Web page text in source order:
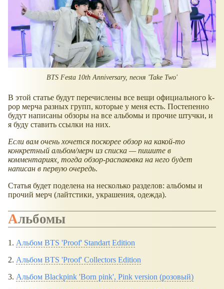
BTS Festa 10th Anniversary, песня 'Take Two'
В этой статье будут перечислены все вещи официального k-
pop мерча разных групп, которые у меня есть. Постепенно
будут написаны обзоры на все альбомы и прочие штучки, и
я буду ставить ссылки на них.
Если вам очень хочется поскорее обзор на какой-то
конкретный альбом/мерч из списка — пишите в
комментариях, тогда обзор-распаковка на него будет
написан в первую очередь.
Статья будет поделена на несколько разделов: альбомы и
прочий мерч (лайтстики, украшения, одежда).
Альбомы
1. Альбом BTS 'Proof' Standart Edition
2. Альбом BTS 'Proof' Collectors Edition
3. Альбом Blackpink 'Born pink', Pink version (розовый)